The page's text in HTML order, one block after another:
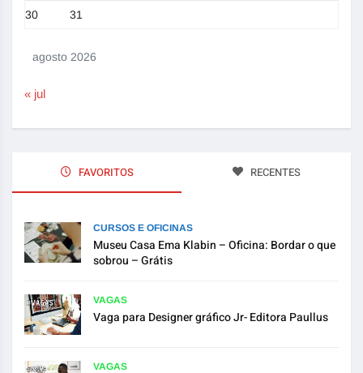
agosto 2026
30 31
« jul
FAVORITOS RECENTES
CURSOS E OFICINAS
Museu Casa Ema Klabin – Oficina: Bordar o que
sobrou – Grátis
VAGAS
Vaga para Designer gráfico Jr- Editora Paullus
VAGAS